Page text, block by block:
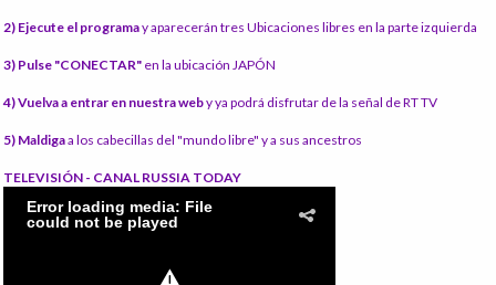
2) Ejecute el programay aparecerán tres Ubicaciones libres en la parte izquierda
3) Pulse "CONECTAR" en la ubicación JAPÓN
4) Vuelva a entrar en nuestra weby ya podrá disfrutar de la señal de RT TV
5) Maldigaa los cabecillas del "mundo libre" y a sus ancestros
TELEVISIÓN - CANAL RUSSIA TODAY